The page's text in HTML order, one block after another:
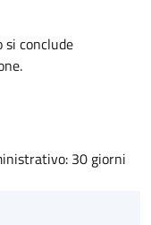
conclude
30 giorni